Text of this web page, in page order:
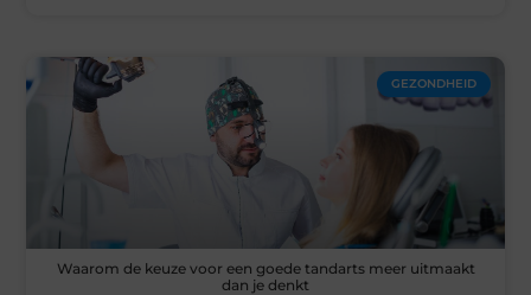
GEZONDHEID
Waarom de keuze voor een goede tandarts meer uitmaakt
dan je denkt